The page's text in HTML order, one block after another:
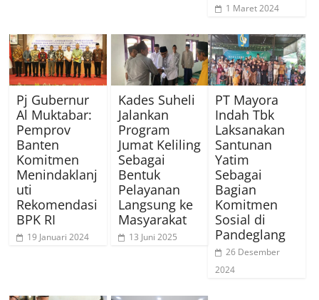
1 Maret 2024
Pj Gubernur
Al Muktabar:
Pemprov
Banten
Komitmen
Menindaklanj
uti
Rekomendasi
BPK RI
19 Januari 2024
Kades Suheli
Jalankan
Program
Jumat Keliling
Sebagai
Bentuk
Pelayanan
Langsung ke
Masyarakat
13 Juni 2025
PT Mayora
Indah Tbk
Laksanakan
Santunan
Yatim
Sebagai
Bagian
Komitmen
Sosial di
Pandeglang
26 Desember
2024